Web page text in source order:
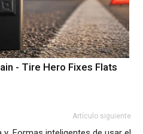
- Tire Hero Fixes Flats
Artículo siguiente